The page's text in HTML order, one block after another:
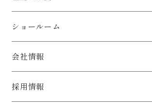
ショールーム
会社情報
採用情報